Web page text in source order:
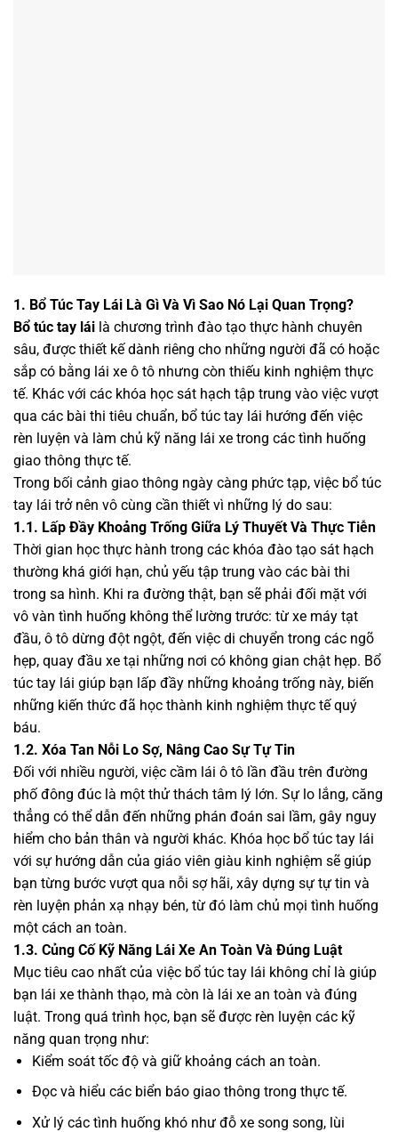
1. Bổ Túc Tay Lái Là Gì Và Vì Sao Nó Lại Quan Trọng?
Bổ túc tay lái là chương trình đào tạo thực hành chuyên
sâu, được thiết kế dành riêng cho những người đã có hoặc
sắp có bằng lái xe ô tô nhưng còn thiếu kinh nghiệm thực
tế. Khác với các khóa học sát hạch tập trung vào việc vượt
qua các bài thi tiêu chuẩn, bổ túc tay lái hướng đến việc
rèn luyện và làm chủ kỹ năng lái xe trong các tình huống
giao thông thực tế.
Trong bối cảnh giao thông ngày càng phức tạp, việc bổ túc
tay lái trở nên vô cùng cần thiết vì những lý do sau:
1.1. Lấp Đầy Khoảng Trống Giữa Lý Thuyết Và Thực Tiễn
Thời gian học thực hành trong các khóa đào tạo sát hạch
thường khá giới hạn, chủ yếu tập trung vào các bài thi
trong sa hình. Khi ra đường thật, bạn sẽ phải đối mặt với
vô vàn tình huống không thể lường trước: từ xe máy tạt
đầu, ô tô dừng đột ngột, đến việc di chuyển trong các ngõ
hẹp, quay đầu xe tại những nơi có không gian chật hẹp. Bổ
túc tay lái giúp bạn lấp đầy những khoảng trống này, biến
những kiến thức đã học thành kinh nghiệm thực tế quý
báu.
1.2. Xóa Tan Nỗi Lo Sợ, Nâng Cao Sự Tự Tin
Đối với nhiều người, việc cầm lái ô tô lần đầu trên đường
phố đông đúc là một thử thách tâm lý lớn. Sự lo lắng, căng
thẳng có thể dẫn đến những phán đoán sai lầm, gây nguy
hiểm cho bản thân và người khác. Khóa học bổ túc tay lái
với sự hướng dẫn của giáo viên giàu kinh nghiệm sẽ giúp
bạn từng bước vượt qua nỗi sợ hãi, xây dựng sự tự tin và
rèn luyện phản xạ nhạy bén, từ đó làm chủ mọi tình huống
một cách an toàn.
1.3. Củng Cố Kỹ Năng Lái Xe An Toàn Và Đúng Luật
Mục tiêu cao nhất của việc bổ túc tay lái không chỉ là giúp
bạn lái xe thành thạo, mà còn là lái xe an toàn và đúng
luật. Trong quá trình học, bạn sẽ được rèn luyện các kỹ
năng quan trọng như:
Kiểm soát tốc độ và giữ khoảng cách an toàn.
Đọc và hiểu các biển báo giao thông trong thực tế.
Xử lý các tình huống khó như đỗ xe song song, lùi